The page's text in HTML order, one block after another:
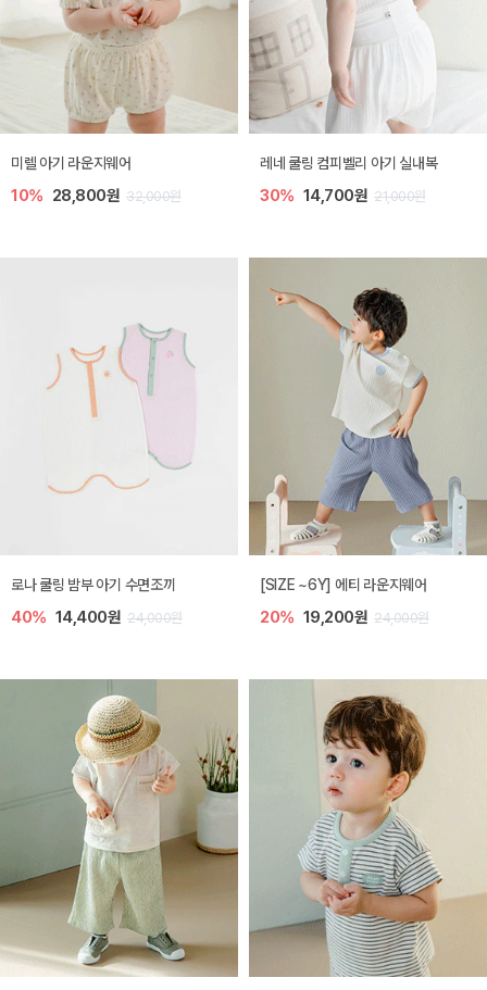
미렐 아기 라운지웨어
10% 28,800원 32,000원
레네 쿨링 컴피벨리 아기 실내복
30% 14,700원 21,000원
로나 쿨링 밤부 아기 수면조끼
40% 14,400원 24,000원
[SIZE ~6Y] 에티 라운지웨어
20% 19,200원 24,000원